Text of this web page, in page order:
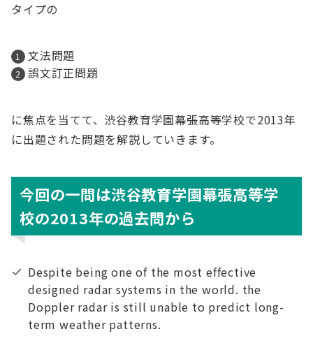
タイプの
文法問題
誤文訂正問題
に焦点を当てて、渋谷教育学園幕張高等学校で2013年
に出題された問題を解説していきます。
今回の一問は渋谷教育学園幕張高等学
校の2013年の過去問から
Despite being one of the most effective
designed radar systems in the world. the
Doppler radar is still unable to predict long-
term weather patterns.